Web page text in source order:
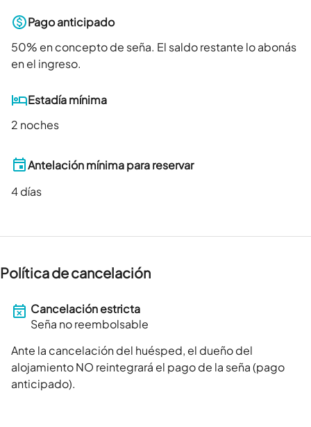
Pago anticipado
50% en concepto de seña. El saldo restante lo abonás
en el ingreso.
Estadía mínima
2 noches
Antelación mínima para reservar
4días
Política de cancelación
Cancelación estricta
Seña no reembolsable
Ante la cancelación del huésped, el dueño del
alojamiento NO reintegrará el pago de la seña (pago
anticipado).